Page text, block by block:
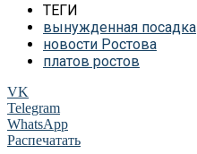
ТЕГИ
вынужденная посадка
новости Ростова
платов ростов
VK
Telegram
WhatsApp
Распечатать